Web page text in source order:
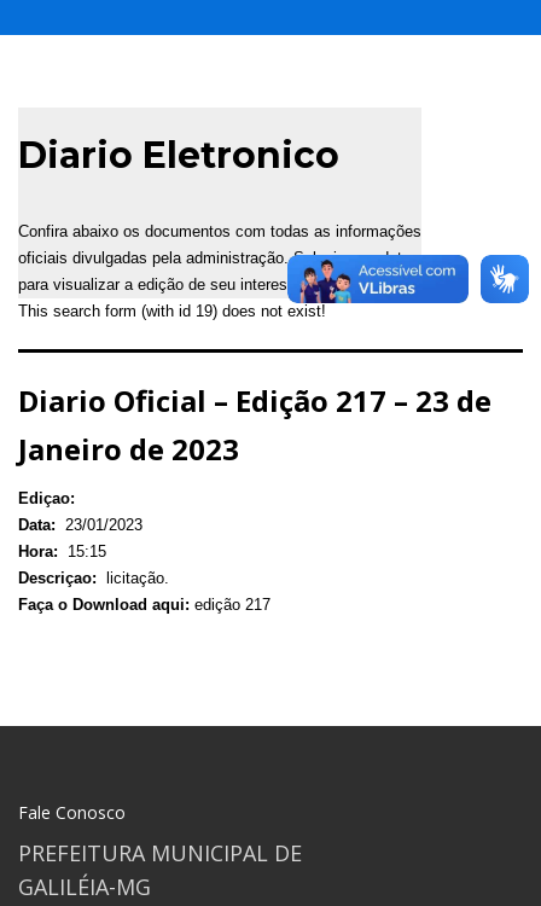
Diario Eletronico
Confira abaixo os documentos com todas as informações
oficiais divulgadas pela administração. Selecione a data
para visualizar a edição de seu interesse.
This search form (with id 19) does not exist!
Diario Oficial – Edição 217 – 23 de
Janeiro de 2023
Ediçao:
Data:
23/01/2023
Hora:
15:15
Descriçao: licitação.
Faça o Download aqui: edição 217
Fale Conosco
PREFEITURA MUNICIPAL DE
GALILÉIA-MG